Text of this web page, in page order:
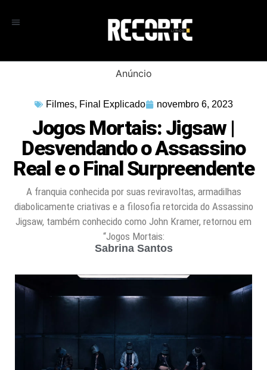
Anúncio
Filmes, Final Explicado novembro 6, 2023
Jogos Mortais: Jigsaw |
Desvendando o Assassino
Real e o Final Surpreendente
A franquia conhecida por suas reviravoltas, armadilhas
diabolicamente criativas e a filosofia retorcida do Assassino
Jigsaw, também conhecido como John Kramer, retornou em
“Jogos Mortais:
Sabrina Santos